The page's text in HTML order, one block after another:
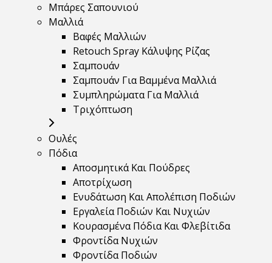
Μπάρες Σαπουνιού
Μαλλιά
Βαφές Μαλλιών
Retouch Spray Κάλυψης Ρίζας
Σαμπουάν
Σαμπουάν Για Βαμμένα Μαλλιά
Συμπληρώματα Για Μαλλιά
Τριχόπτωση
Ουλές
Πόδια
Αποσμητικά Και Πούδρες
Αποτρίχωση
Ενυδάτωση Και Απολέπιση Ποδιών
Εργαλεία Ποδιών Και Νυχιών
Κουρασμένα Πόδια Και Φλεβίτιδα
Φροντίδα Νυχιών
Φροντίδα Ποδιών